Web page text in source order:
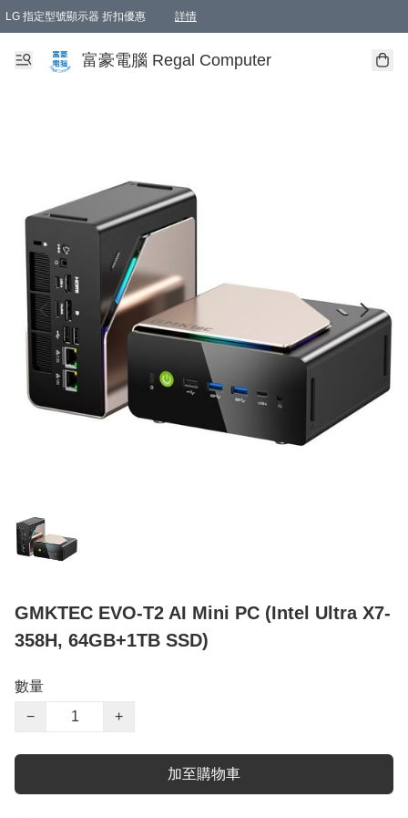
LG 指定型號顯示器 折扣優惠 詳情
富豪電腦 Regal Computer
GMKTEC EVO-T2 AI Mini PC (Intel Ultra X7-
358H, 64GB+1TB SSD)
數量
−
+
加至購物車